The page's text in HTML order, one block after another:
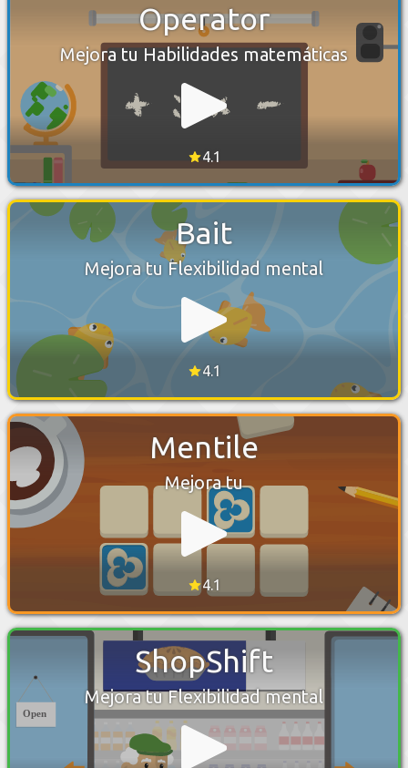
Operator
Mejora tu Habilidades matemáticas
4.1
Bait
Mejora tu Flexibilidad mental
4.1
Mentile
Mejora tu
4.1
ShopShift
Mejora tu Flexibilidad mental